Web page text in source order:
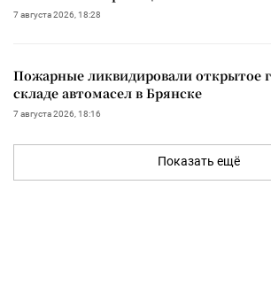
7 августа 2026, 18:28
Пожарные ликвидировали открытое
складе автомасел в Брянске
7 августа 2026, 18:16
Показать ещё